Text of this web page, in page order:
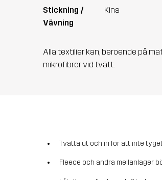
Stickning /
Vävning
Kina
Alla textilier kan, beroende på
mikrofibrer vid tvätt.
Tvätta ut och in för att inte
Fleece och andra mellanlager